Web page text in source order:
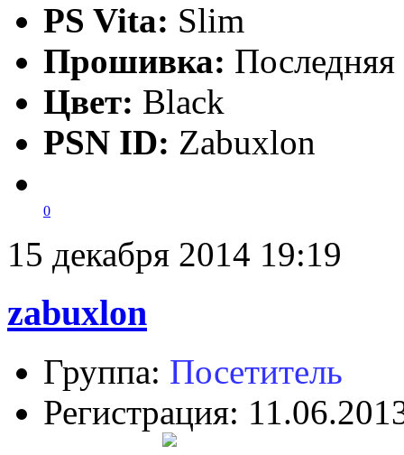
PS Vita: Slim
Прошивка: Последняя
Цвет: Black
PSN ID: Zabuxlon
0
15 декабря 2014 19:19
zabuxlon
Группа: Посетитель
Регистрация: